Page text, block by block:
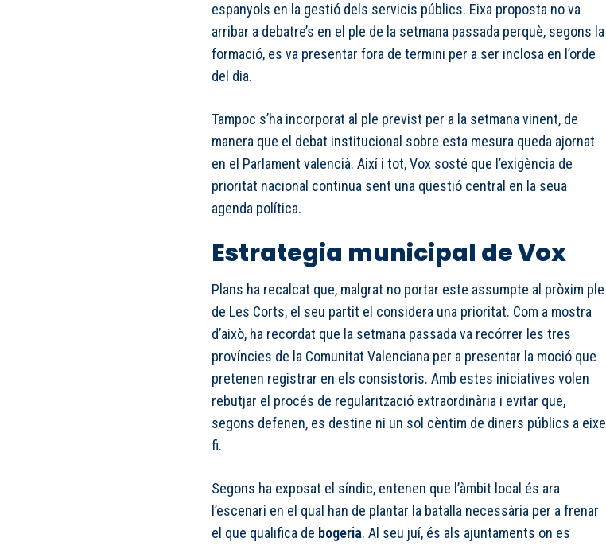
espanyols en la gestió dels servicis públics. Eixa proposta no va
arribar a debatre’s en el ple de la setmana passada perquè, segons la
formació, es va presentar fora de termini per a ser inclosa en l’orde
del dia.
Tampoc s’ha incorporat al ple previst per a la setmana vinent, de
manera que el debat institucional sobre esta mesura queda ajornat
en el Parlament valencià. Així i tot, Vox sosté que l’exigència de
prioritat nacional continua sent una qüestió central en la seua
agenda política.
Estrategia municipal de Vox
Plans ha recalcat que, malgrat no portar este assumpte al pròxim ple
de Les Corts, el seu partit el considera una prioritat. Com a mostra
d’això, ha recordat que la setmana passada va recórrer les tres
províncies de la Comunitat Valenciana per a presentar la moció que
pretenen registrar en els consistoris. Amb estes iniciatives volen
rebutjar el procés de regularització extraordinària i evitar que,
segons defenen, es destine ni un sol cèntim de diners públics a eixe
fi.
Segons ha exposat el síndic, entenen que l’àmbit local és ara
l’escenari en el qual han de plantar la batalla necessària per a frenar
el que qualifica de bogeria. Al seu juí, és als ajuntaments on es